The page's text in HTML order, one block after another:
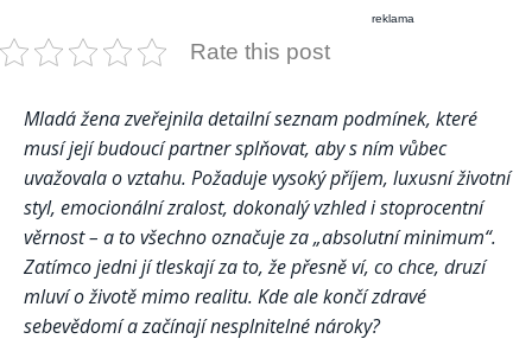
reklama
Rate this post
Mladá žena zveřejnila detailní seznam podmínek, které
musí její budoucí partner splňovat, aby s ním vůbec
uvažovala o vztahu. Požaduje vysoký příjem, luxusní životní
styl, emocionální zralost, dokonalý vzhled i stoprocentní
věrnost – a to všechno označuje za „absolutní minimum“.
Zatímco jedni jí tleskají za to, že přesně ví, co chce, druzí
mluví o životě mimo realitu. Kde ale končí zdravé
sebevědomí a začínají nesplnitelné nároky?